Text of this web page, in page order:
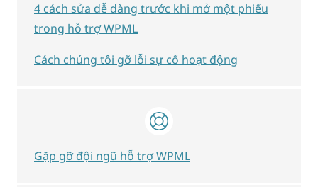
4 cách sửa dễ dàng trước khi mở một phiếu
trong hỗ trợ WPML
Cách chúng tôi gỡ lỗi sự cố hoạt động
Gặp gỡ đội ngũ hỗ trợ WPML